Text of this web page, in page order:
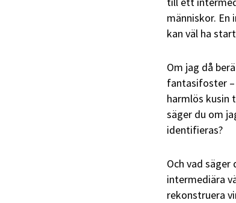
människor.
kan väl ha
Om jag då
fantasifoster
harmlös kusin
säger du om
identifieras?
Och vad
intermediära
rekonstruera